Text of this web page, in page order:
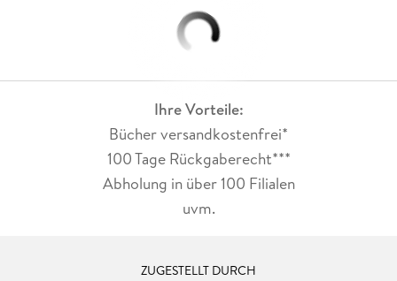
Ihre Vorteile:
Bücher versandkostenfrei*
100 Tage Rückgaberecht***
Abholung in über 100 Filialen
uvm.
ZUGESTELLT DURCH